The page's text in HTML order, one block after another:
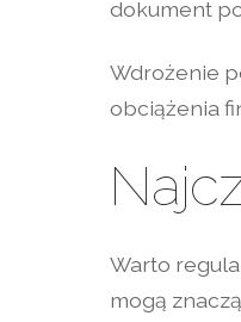
dokument
Wdrożenie
obciążenia
Warto
mogą